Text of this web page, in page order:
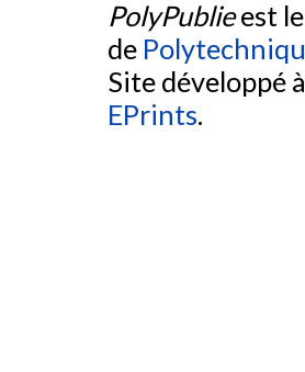
PolyPublieest
de
Site développé
EPrints.